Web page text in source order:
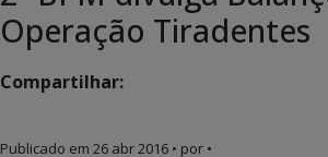
Operação Tiradentes
Compartilhar:
Publicado em 26 abr 2016 • por •